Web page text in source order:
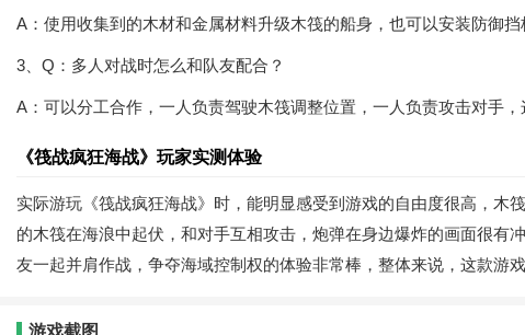
A：使用收集到的木材和金属材料升级木筏的船身，也可以安装防御挡
3、Q：多人对战时怎么和队友配合？
A：可以分工合作，一人负责驾驶木筏调整位置，一人负责攻击对手，
《筏战疯狂海战》玩家实测体验
实际游玩《筏战疯狂海战》时，能明显感受到游戏的自由度很高，木
的木筏在海浪中起伏，和对手互相攻击，炮弹在身边爆炸的画面很
友一起并肩作战，争夺海域控制权的体验非常棒，整体来说，这款游
游戏截图